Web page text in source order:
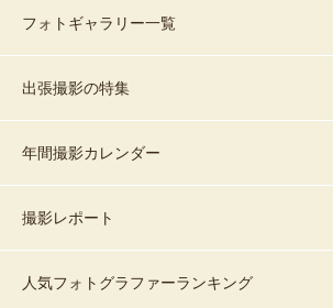
フォトギャラリー一覧
出張撮影の特集
年間撮影カレンダー
撮影レポート
人気フォトグラファーランキング